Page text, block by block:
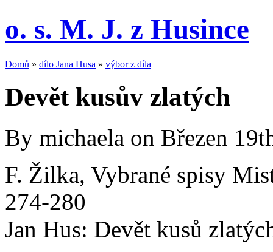
o. s. M. J. z Husince
Domů » dílo Jana Husa » výbor z díla
Devět kusův zlatých
By michaela on Březen
F. Žilka, Vybrané spisy
274-280
Jan Hus: Devět kusů